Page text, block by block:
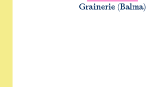
Grainerie (Balma)